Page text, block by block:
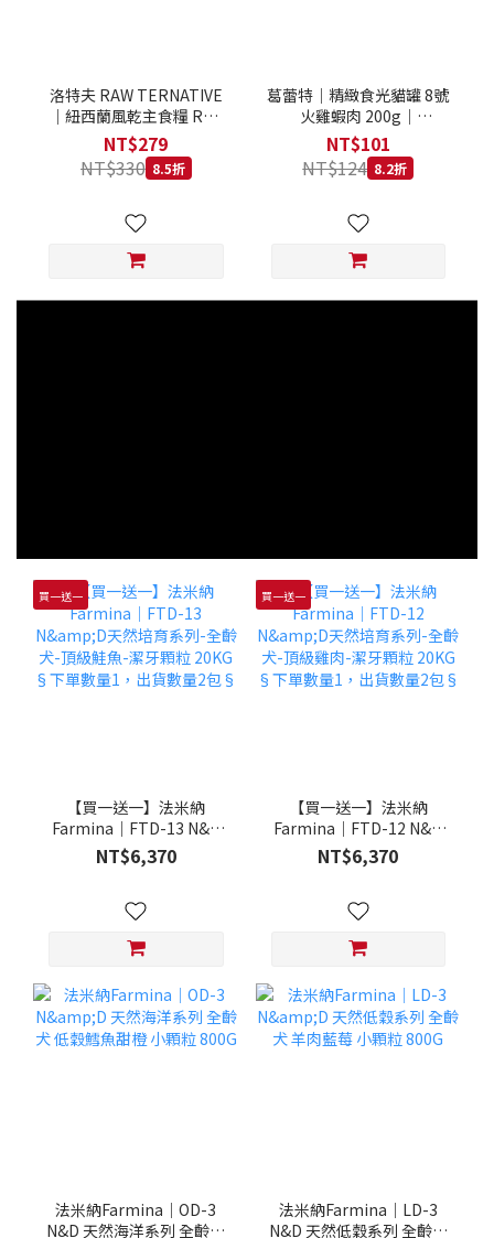
洛特夫 RAW TERNATIVE
｜紐西蘭風乾主食糧 RT3
羊肉 142g｜風乾主食糧 羊
肉 全齡犬 狗飼料
NT$279
NT$330 8.5折
葛蕾特｜精緻食光貓罐 8號
火雞蝦肉 200g｜
GranataPet 200克 主食罐
無穀罐 無膠罐 主食貓罐 德
罐
NT$101
NT$124 8.2折
買一送一
【買一送一】法米納
Farmina｜FTD-13 N&D
天然培育系列-全齡犬-頂級
鮭魚-潔牙顆粒 20KG §下
NT$6,370
買一送一
【買一送一】法米納
Farmina｜FTD-12 N&D
天然培育系列-全齡犬-頂級
雞肉-潔牙顆粒 20KG §下
NT$6,370
法米納Farmina｜OD-3
N&D 天然海洋系列 全齡犬
法米納Farmina｜LD-3
N&D 天然低穀系列 全齡犬